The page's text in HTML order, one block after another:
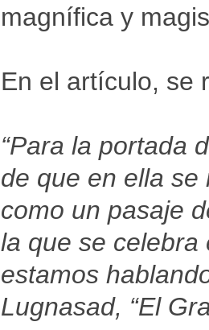
magnífica y
En el artículo, se
“Para la portada
de que en ella se
como un pasaje
la que se celebra
estamos
Lugnasad, “El